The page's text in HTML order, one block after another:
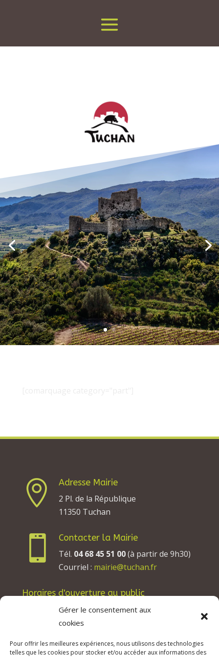
Gérer le consentement aux
cookies
Pour offrir les meilleures expériences, nous utilisons des technologies
telles que les cookies pour stocker et/ou accéder aux informations des

Adresse Mairie
2 Pl. de la République
11350 Tuchan

Contacter la Mairie
Tél. 04 68 45 51 00(à partir de 9h30)
Courriel : mairie@tuchan.fr
Horaires d'ouverture au public
Les lundis, mardis et jeudis : de 8h à 12h et de
13h30 à 17h30.
Les vendredis : de 8h à 12h.